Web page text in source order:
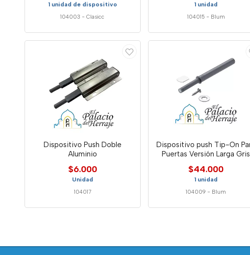
1 unidad de dispositivo
104003 -Clasicc
1 unidad
104015 - Blum
Dispositivo Push Doble
Aluminio
$6.000
Unidad
104017
Dispositivo push Tip-On Para
Puertas Versión Larga Gris
$44.000
1 unidad
104009 - Blum